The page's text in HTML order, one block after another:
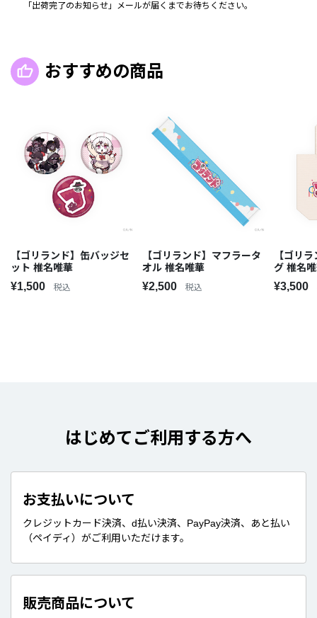
「出荷完了のお知らせ」メールが届くまでお待ちください。
おすすめの商品
【ゴリランド】缶バッジセ
ット 椎名唯華
¥1,500 税込
【ゴリランド】マフラータ
オル 椎名唯華
¥2,500 税込
【ゴリ
グ 椎名
¥3,500
はじめてご利用する方へ
お支払いについて
クレジットカード決済、d払い決済、PayPay決済、あと払い
（ペイディ）がご利用いただけます。
販売商品について